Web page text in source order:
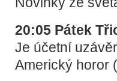
20:05 Pátek
Je účetní
Americký horor